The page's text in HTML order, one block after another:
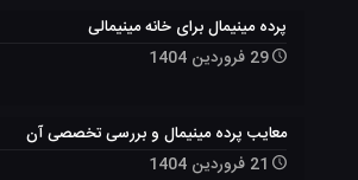
پرده مینیمال برای خانه مینیمالی
29 فروردین 1404
معایب پرده مینیمال و بررسی تخصصی آن
21 فروردین 1404